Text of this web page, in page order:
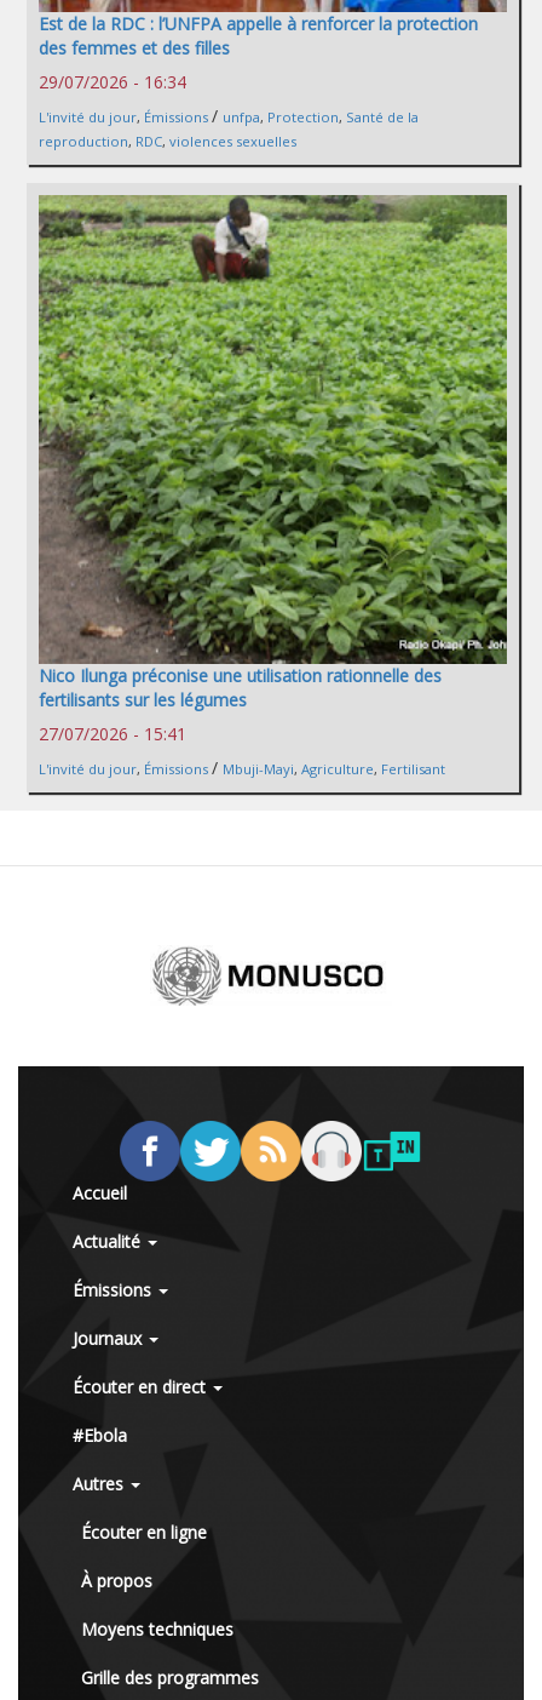
Est de la RDC : l’UNFPA appelle à renforcer la protection
des femmes et des filles
29/07/2026 - 16:34
L'invité du jour, Émissions / unfpa, Protection, Santé de la
reproduction, RDC, violences sexuelles
Nico Ilunga préconise une utilisation rationnelle des
fertilisants sur les légumes
27/07/2026 - 15:41
L'invité du jour, Émissions / Mbuji-Mayi, Agriculture, Fertilisant
Accueil
Actualité
Émissions
Journaux
Écouter en direct
#Ebola
Autres
Écouter en ligne
À propos
Moyens techniques
Grille des programmes